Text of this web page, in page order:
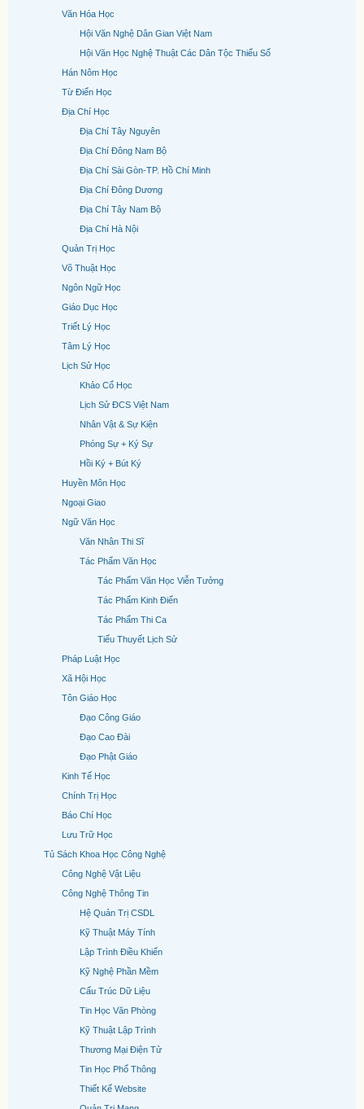
Văn Hóa Học
Hội Văn Nghệ Dân Gian Việt Nam
Hội Văn Học Nghệ Thuật Các Dân Tộc Thiểu Số
Hán Nôm Học
Từ Điển Học
Địa Chí Học
Địa Chí Tây Nguyên
Địa Chí Đông Nam Bộ
Địa Chí Sài Gòn-TP. Hồ Chí Minh
Địa Chí Đông Dương
Địa Chí Tây Nam Bộ
Địa Chí Hà Nội
Quản Trị Học
Võ Thuật Học
Ngôn Ngữ Học
Giáo Dục Học
Triết Lý Học
Tâm Lý Học
Lịch Sử Học
Khảo Cổ Học
Lịch Sử ĐCS Việt Nam
Nhân Vật & Sự Kiện
Phóng Sự + Ký Sự
Hồi Ký + Bút Ký
Huyền Môn Học
Ngoại Giao
Ngữ Văn Học
Văn Nhân Thi Sĩ
Tác Phẩm Văn Học
Tác Phẩm Văn Học Viễn Tưởng
Tác Phẩm Kinh Điển
Tác Phẩm Thi Ca
Tiểu Thuyết Lịch Sử
Pháp Luật Học
Xã Hội Học
Tôn Giáo Học
Đạo Công Giáo
Đạo Cao Đài
Đạo Phật Giáo
Kinh Tế Học
Chính Trị Học
Báo Chí Học
Lưu Trữ Học
Tủ Sách Khoa Học Công Nghệ
Công Nghệ Vật Liệu
Công Nghệ Thông Tin
Hệ Quản Trị CSDL
Kỹ Thuật Máy Tính
Lập Trình Điều Khiển
Kỹ Nghệ Phần Mềm
Cấu Trúc Dữ Liệu
Tin Học Văn Phòng
Kỹ Thuật Lập Trình
Thương Mại Điện Tử
Tin Học Phổ Thông
Thiết Kế Website